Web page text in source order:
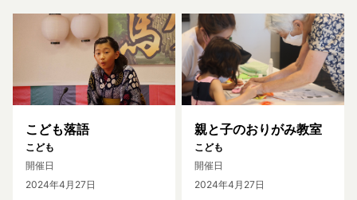
こども落語
こども
開催日
2024年4月27日
親と子のおりがみ教室
こども
開催日
2024年4月27日